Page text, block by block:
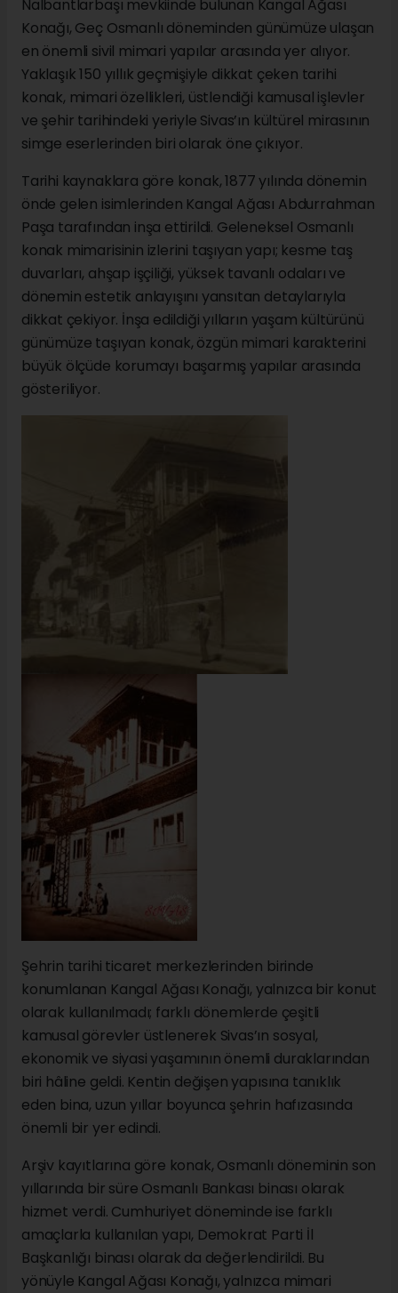
Nalbantlarbaşı mevkiinde bulunan Kangal Ağası
Konağı, Geç Osmanlı döneminden günümüze ulaşan
en önemli sivil mimari yapılar arasında yer alıyor.
Yaklaşık 150 yıllık geçmişiyle dikkat çeken tarihi
konak, mimari özellikleri, üstlendiği kamusal işlevler
ve şehir tarihindeki yeriyle Sivas’ın kültürel mirasının
simge eserlerinden biri olarak öne çıkıyor.
Tarihi kaynaklara göre konak, 1877 yılında dönemin
önde gelen isimlerinden Kangal Ağası Abdurrahman
Paşa tarafından inşa ettirildi. Geleneksel Osmanlı
konak mimarisinin izlerini taşıyan yapı; kesme taş
duvarları, ahşap işçiliği, yüksek tavanlı odaları ve
dönemin estetik anlayışını yansıtan detaylarıyla
dikkat çekiyor. İnşa edildiği yılların yaşam kültürünü
günümüze taşıyan konak, özgün mimari karakterini
büyük ölçüde korumayı başarmış yapılar arasında
gösteriliyor.
Şehrin tarihi ticaret merkezlerinden birinde
konumlanan Kangal Ağası Konağı, yalnızca bir konut
olarak kullanılmadı; farklı dönemlerde çeşitli
kamusal görevler üstlenerek Sivas’ın sosyal,
ekonomik ve siyasi yaşamının önemli duraklarından
biri hâline geldi. Kentin değişen yapısına tanıklık
eden bina, uzun yıllar boyunca şehrin hafızasında
önemli bir yer edindi.
Arşiv kayıtlarına göre konak, Osmanlı döneminin son
yıllarında bir süre Osmanlı Bankası binası olarak
hizmet verdi. Cumhuriyet döneminde ise farklı
amaçlarla kullanılan yapı, Demokrat Parti İl
Başkanlığı binası olarak da değerlendirildi. Bu
yönüyle Kangal Ağası Konağı, yalnızca mimari